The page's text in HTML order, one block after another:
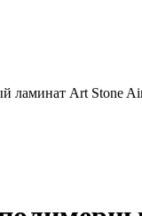
ламинат Art Stone